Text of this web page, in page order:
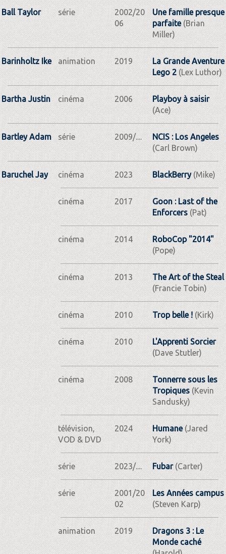
Ball Taylor série
2002/20
06
Une famille presque
parfaite(Brian
Miller)
Barinholtz Ike animation 2019
La Grande Aventure
Lego 2(Lex Luthor)
Bartha Justin cinéma 2006
Playboy à saisir
(Ace)
Bartley Adam série 2009/....
NCIS : Los Angeles
(Carl Brown)
Baruchel Jay cinéma 2023 BlackBerry(Mike)
cinéma 2017
Goon : Last of the
Enforcers(Pat)
cinéma 2014
RoboCop "2014"
(Pope)
cinéma 2013
The Art of the Steal
(Francie Tobin)
cinéma 2010 Trop belle !(Kirk)
cinéma 2010
L'Apprenti Sorcier
(Dave Stutler)
cinéma 2008
Tonnerre sous les
Tropiques(Kevin
Sandusky)
télévision,
VOD & DVD
2024 Humane(Jared
York)
série 2023/.... Fubar(Carter)
série
2001/20
02
Les Années campus
(Steven Karp)
animation 2019
Dragons 3 : Le
Monde caché